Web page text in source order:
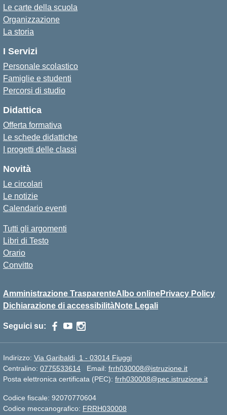
Le carte della scuola
Organizzazione
La storia
I Servizi
Personale scolastico
Famiglie e studenti
Percorsi di studio
Didattica
Offerta formativa
Le schede didattiche
I progetti delle classi
Novità
Le circolari
Le notizie
Calendario eventi
Tutti gli argomenti
Libri di Testo
Orario
Convitto
Amministrazione TrasparenteAlbo onlinePrivacy Policy
Dichiarazione di accessibilitàNote Legali
Seguici su:
Indirizzo: Via Garibaldi, 1 - 03014 Fiuggi
Centralino: 0775533614 Email: frrh030008@istruzione.it
Posta elettronica certificata (PEC): frrh030008@pec.istruzione.it
Codice fiscale: 92070770604
Codice meccanografico: FRRH030008